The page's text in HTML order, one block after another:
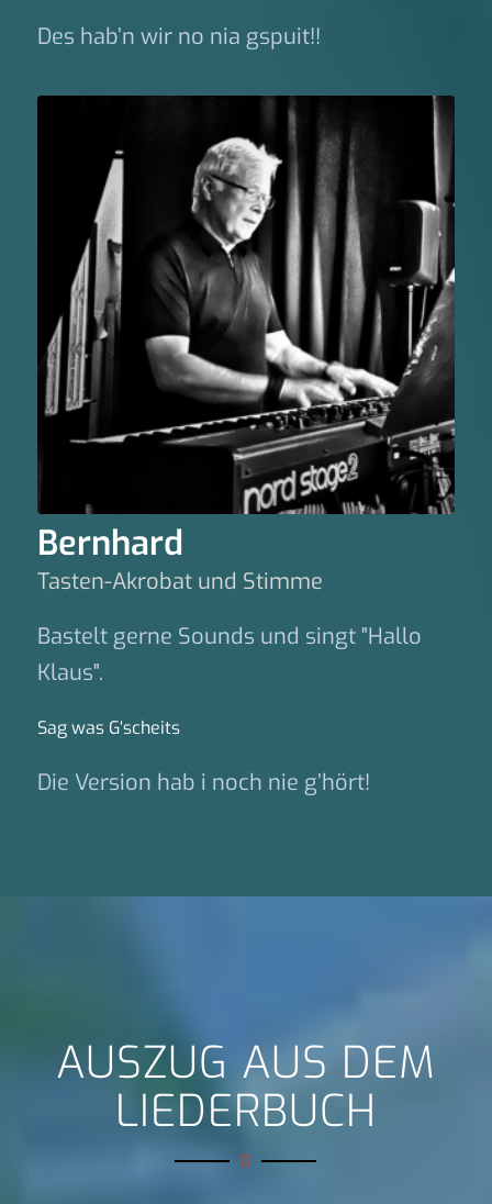
Des hab’n wir no nia gspuit!!
Bernhard
Tasten-Akrobat und Stimme
Bastelt gerne Sounds und singt "Hallo
Klaus".
Sag was G‘scheits
Die Version hab i noch nie g’hört!
AUSZUG AUS DEM
LIEDERBUCH